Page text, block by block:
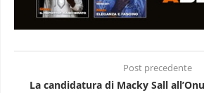
Post precedente
La candidatura di Macky Sall